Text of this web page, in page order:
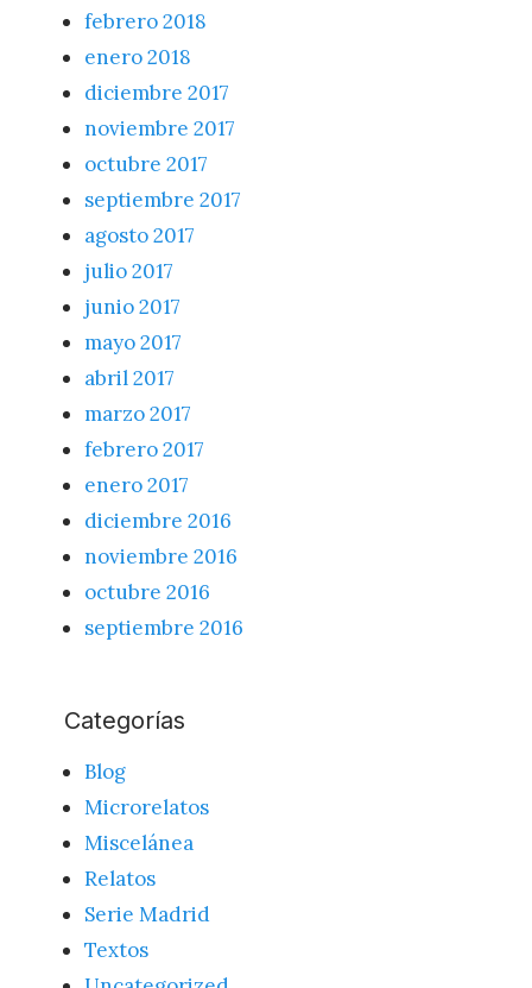
febrero 2018
enero 2018
diciembre 2017
noviembre 2017
octubre 2017
septiembre 2017
agosto 2017
julio 2017
junio 2017
mayo 2017
abril 2017
marzo 2017
febrero 2017
enero 2017
diciembre 2016
noviembre 2016
octubre 2016
septiembre 2016
Categorías
Blog
Microrelatos
Miscelánea
Relatos
Serie Madrid
Textos